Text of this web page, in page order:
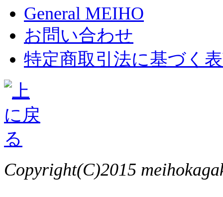
General MEIHO
お問い合わせ
特定商取引法に基づく
Copyright(C)2015